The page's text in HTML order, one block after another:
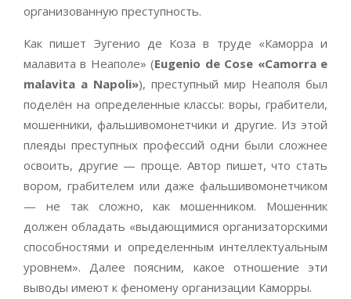
организованную преступность.
Как пишет Эугенио де Коза в труде «Каморра и
малавита в Неаполе» (Eugenio de Cose «Camorra e
malavita a Napoli»), преступный мир Неаполя был
поделён на определенные классы: воры, грабители,
мошенники, фальшивомонетчики и другие. Из этой
плеяды преступных профессий одни были сложнее
освоить, другие — проще. Автор пишет, что стать
вором, грабителем или даже фальшивомонетчиком
— не так сложно, как мошенником. Мошенник
должен обладать «выдающимися организаторскими
способностями и определенным интеллектуальным
уровнем». Далее поясним, какое отношение эти
выводы имеют к феномену организации Каморры.